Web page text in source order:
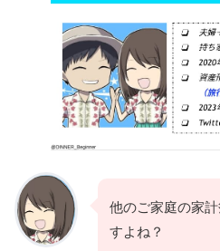
他のご家庭の家
すよね？